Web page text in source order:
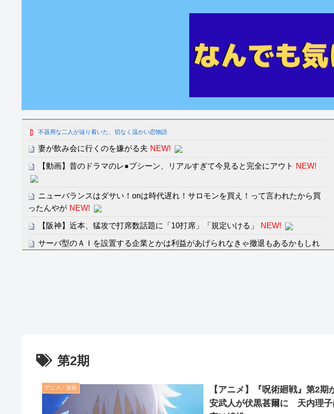
不器用な二人が辿り着いた、切なく温かい恋物語
妻が飲み会に行くのを嫌がる夫 NEW!
【動画】昔のドラマのレ●プシーン、リアルすぎて今見ると完全にアウト NEW!
ニューバランスはダサい！onは時代遅れ！サロモンを買え！って言われたから買
ったんやが NEW!
【阪神】近本、猛攻で打席数話題に「10打席」「規定いける」 NEW!
サーバ型のＡＩを設置する企業とかは利益があげられなきゃ撤退もあるかもしれ
たすら愛し合う。
Powered by livedoor 相互RSS
第2期
アニメ・漫画
【アニメ】『呪術廻戦』第2
安武人が伏黒甚爾に 天内理